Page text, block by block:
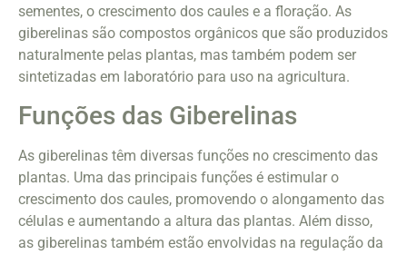
sementes, o crescimento dos caules e a floração. As
giberelinas são compostos orgânicos que são produzidos
naturalmente pelas plantas, mas também podem ser
sintetizadas em laboratório para uso na agricultura.
Funções das Giberelinas
As giberelinas têm diversas funções no crescimento das
plantas. Uma das principais funções é estimular o
crescimento dos caules, promovendo o alongamento das
células e aumentando a altura das plantas. Além disso,
as giberelinas também estão envolvidas na regulação da